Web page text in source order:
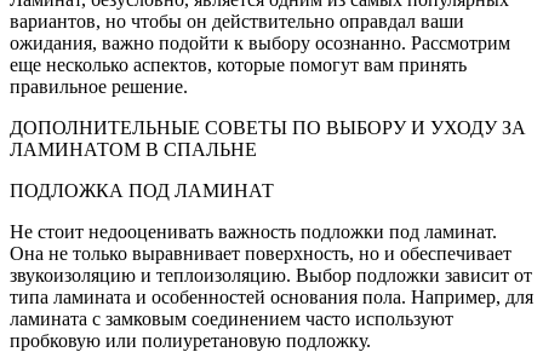
вариантов, но чтобы он действительно оправдал ваши
ожидания, важно подойти к выбору осознанно. Рассмотрим
еще несколько аспектов, которые помогут вам принять
правильное решение.
ДОПОЛНИТЕЛЬНЫЕ СОВЕТЫ ПО ВЫБОРУ И УХОДУ ЗА
ЛАМИНАТОМ В СПАЛЬНЕ
ПОДЛОЖКА ПОД ЛАМИНАТ
Не стоит недооценивать важность подложки под ламинат.
Она не только выравнивает поверхность, но и обеспечивает
звукоизоляцию и теплоизоляцию. Выбор подложки зависит от
типа ламината и особенностей основания пола. Например, для
ламината с замковым соединением часто используют
пробковую или полиуретановую подложку.